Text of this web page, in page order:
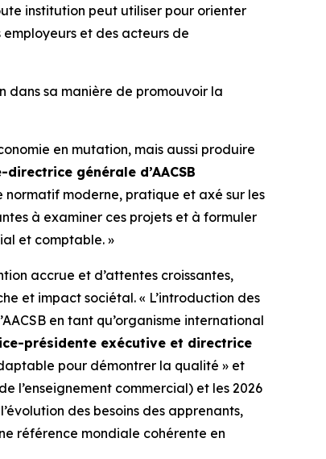
institution peut utiliser pour orienter
et des acteurs de
dans sa manière de promouvoir la
en mutation, mais aussi produire
générale d’AACSB
normatif moderne, pratique et axé sur les
à examiner ces projets et à formuler
et comptable. »
accrue et d’attentes croissantes,
et impact sociétal. « L’introduction des
en tant qu’organisme international
présidente exécutive et directrice
pour démontrer la qualité » et
l’enseignement commercial) et les 2026
des besoins des apprenants,
référence mondiale cohérente en